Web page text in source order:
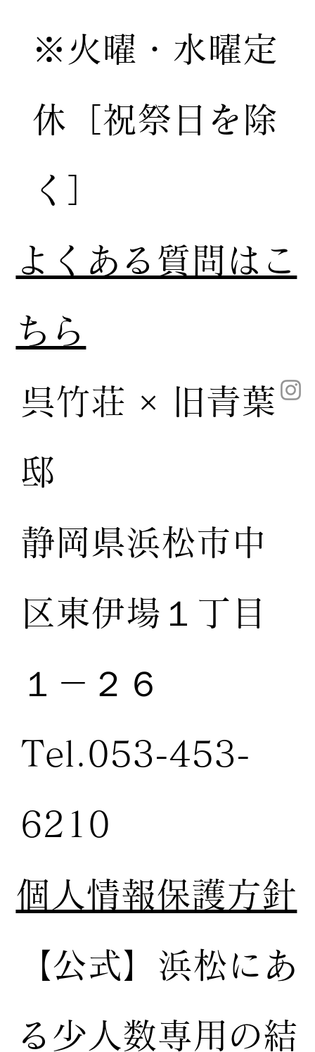
※火曜・水曜定
休［祝祭日を除
く］
呉竹荘 × 旧青葉
邸
静岡県浜松市中
区東伊場１丁目
１－２６
Tel.053-453-
6210
個人情報保護方針
【公式】 浜松にあ
る少人数専用の結
​よくある質問はこ
ちら